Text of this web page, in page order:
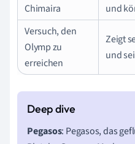
Chimaira
und
Versuch, den
Olymp zu
erreichen
Zeigt
und
Pegasos: Pegasos, das